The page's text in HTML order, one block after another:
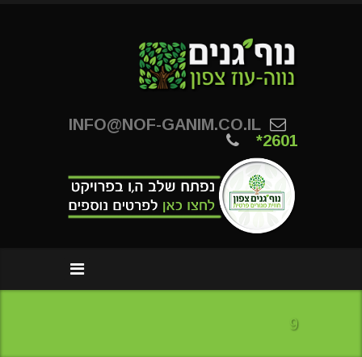
INFO@NOF-GANIM.CO.IL
*2601
9